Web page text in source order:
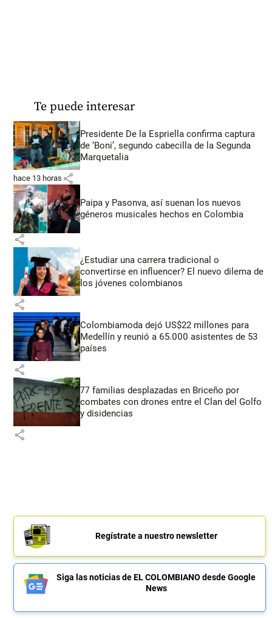
Te puede interesar
Presidente De la Espriella confirma captura
de ‘Boni’, segundo cabecilla de la Segunda
Marquetalia
hace 13 horas share
Paipa y Pasonva, así suenan los nuevos
géneros musicales hechos en Colombia
share
¿Estudiar una carrera tradicional o
convertirse en influencer? El nuevo dilema de
los jóvenes colombianos
share
Colombiamoda dejó US$22 millones para
Medellín y reunió a 65.000 asistentes de 53
países
share
77 familias desplazadas en Briceño por
combates con drones entre el Clan del Golfo
y disidencias
share
Regístrate a nuestro newsletter
Siga las noticias de EL COLOMBIANO desde Google
News